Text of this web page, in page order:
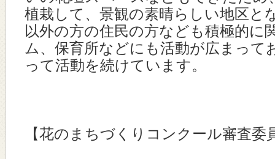
植栽して、景観の素晴らしい地区と
以外の方の住民の方なども積極的に
ム、保育所などにも活動が広まって
って活動を続けています。
【花のまちづくりコンクール審査